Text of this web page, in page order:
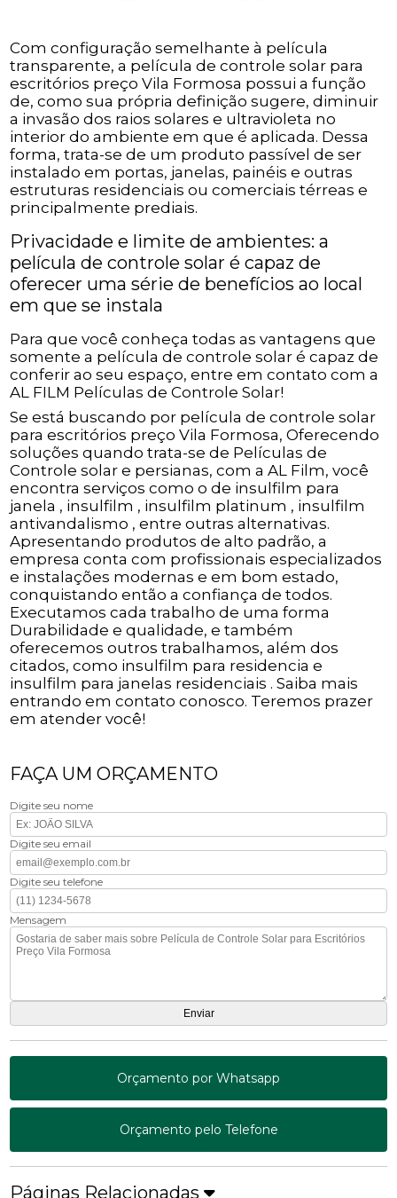
Com configuração semelhante à película
transparente, a película de controle solar para
escritórios preço Vila Formosa possui a função
de, como sua própria definição sugere, diminuir
a invasão dos raios solares e ultravioleta no
interior do ambiente em que é aplicada. Dessa
forma, trata-se de um produto passível de ser
instalado em portas, janelas, painéis e outras
estruturas residenciais ou comerciais térreas e
principalmente prediais.
Privacidade e limite de ambientes: a
película de controle solar é capaz de
oferecer uma série de benefícios ao local
em que se instala
Para que você conheça todas as vantagens que
somente a película de controle solar é capaz de
conferir ao seu espaço, entre em contato com a
AL FILM Películas de Controle Solar!
Se está buscando por película de controle solar
para escritórios preço Vila Formosa, Oferecendo
soluções quando trata-se de Películas de
Controle solar e persianas, com a AL Film, você
encontra serviços como o de insulfilm para
janela , insulfilm , insulfilm platinum , insulfilm
antivandalismo , entre outras alternativas.
Apresentando produtos de alto padrão, a
empresa conta com profissionais especializados
e instalações modernas e em bom estado,
conquistando então a confiança de todos.
Executamos cada trabalho de uma forma
Durabilidade e qualidade, e também
oferecemos outros trabalhamos, além dos
citados, como insulfilm para residencia e
insulfilm para janelas residenciais . Saiba mais
entrando em contato conosco. Teremos prazer
em atender você!
FAÇA UM ORÇAMENTO
Digite seu nome
Digite seu email
Digite seu telefone
Mensagem
Orçamento por Whatsapp
Orçamento pelo Telefone
Páginas Relacionadas